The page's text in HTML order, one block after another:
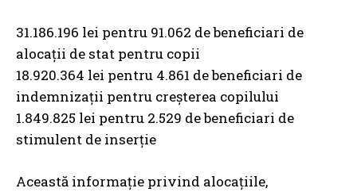
31.186.196 lei pentru 91.062 de beneficiari de
alocații de stat pentru copii
18.920.364 lei pentru 4.861 de beneficiari de
indemnizații pentru creșterea copilului
1.849.825 lei pentru 2.529 de beneficiari de
stimulent de inserție
Această informație privind alocațiile,